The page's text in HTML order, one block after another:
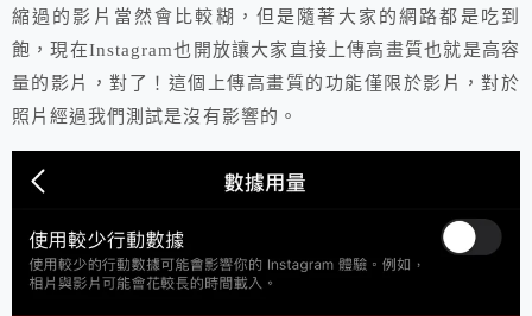
縮過的影片當然會比較糊，但是隨著大家的網路都是吃到
飽，現在Instagram也開放讓大家直接上傳高畫質也就是高容
量的影片，對了！這個上傳高畫質的功能僅限於影片，對於
照片經過我們測試是沒有影響的。